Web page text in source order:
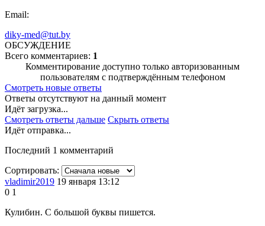
Email:
diky-med@tut.by
ОБСУЖДЕНИЕ
Всего комментариев: 1
Комментирование доступно только авторизованным
пользователям с подтверждённым телефоном
Смотреть новые ответы
Ответы отсутствуют на данный момент
Идёт загрузка...
Смотреть ответы дальше Скрыть ответы
Идёт отправка...
Последний 1 комментарий
Сортировать:
vladimir2019 19 января 13:12
0 1
Кулибин. С большой буквы пишется.